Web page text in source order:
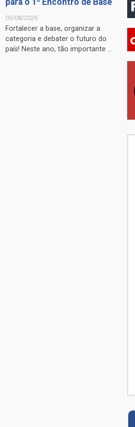
para o 1º Encontro de Base
05/08/2026
Fortalecer a base, organizar a
categoria e debater o futuro do
país! Neste ano, tão importante ...